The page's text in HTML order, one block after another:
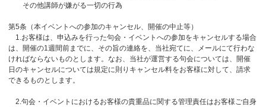
その他講師が嫌がる一切の行為
第5条（本イベントへの参加のキャンセル、開催の中止等）
1.お客様は、申込みを行った句会・イベントへの参加をキャンセルする場合
は、開催の1週間前までに、その旨の連絡を、当社宛てに、メールにて行わな
ければならないものとします。なお、当社が運営する句会については、開催
日のキャンセルについては規定に則りキャンセル料をお客様に対して、請求
できるものとします。
2.句会・イベントにおけるお客様の貴重品に関する管理責任はお客様ご自身